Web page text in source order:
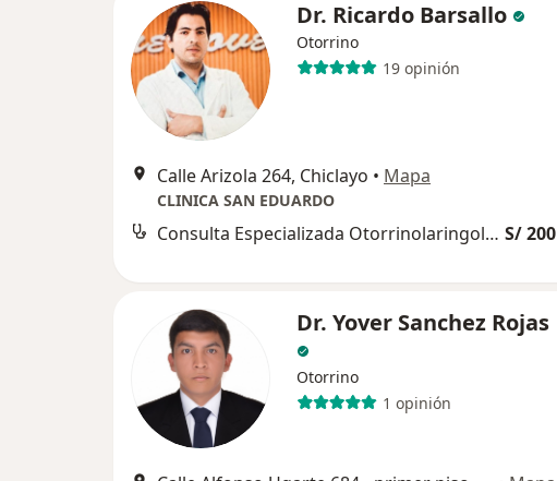
Dr. Ricardo Barsallo
Otorrino
19 opinión
Calle Arizola 264, Chiclayo • Mapa
CLINICA SAN EDUARDO
Consulta Especializada Otorrinolaringológica S/ 200
Dr. Yover Sanchez Rojas
Otorrino
1 opinión